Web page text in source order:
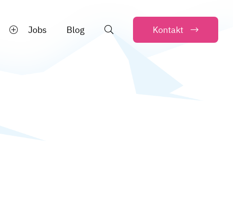
Jobs Blog Kontakt